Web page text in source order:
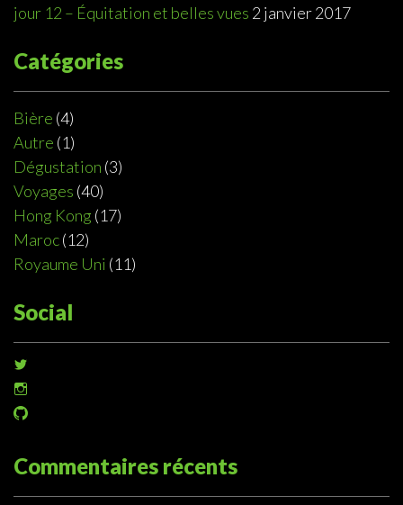
jour 12 – Équitation et belles vues 2 janvier 2017
Catégories
Bière (4)
Autre (1)
Dégustation (3)
Voyages (40)
Hong Kong (17)
Maroc(12)
Royaume Uni (11)
Social
de
@sophiedeziel
profil
sur
Instagram
Voir
de
@sophiedeziel
GitHub
Commentaires récents